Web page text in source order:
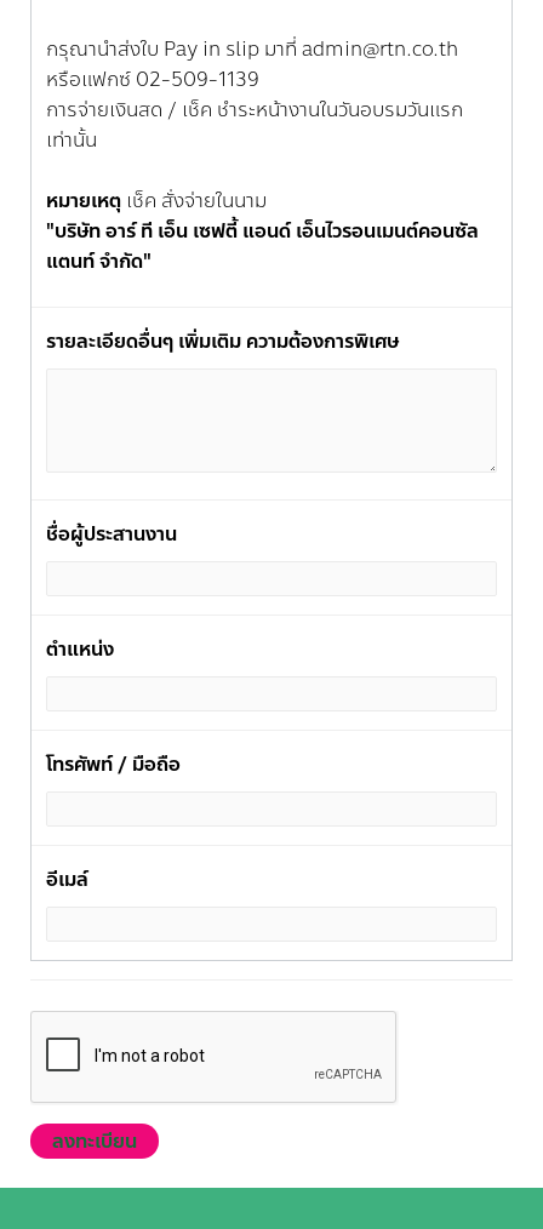
กรุณานำส่งใบ Pay in slip มาที่ admin@rtn.co.th
หรือแฟกซ์ 02-509-1139
การจ่ายเงินสด / เช็ค ชำระหน้างานในวันอบรมวันแรก
เท่านั้น
หมายเหตุเช็ค สั่งจ่ายในนาม
"บริษัท อาร์ ที เอ็น เซฟตี้ แอนด์ เอ็นไวรอนเมนต์คอนซัล
แตนท์ จำกัด"
รายละเอียดอื่นๆ เพิ่มเติม ความต้องการพิเศษ
ชื่อผู้ประสานงาน
ตำแหน่ง
โทรศัพท์ / มือถือ
อีเมล์